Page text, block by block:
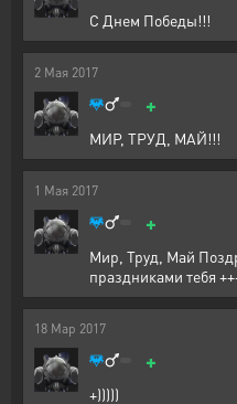
С Днем Победы!!!
2 Мая 2017
+
МИР, ТРУД, МАЙ!!!
1 Мая 2017
+
Мир, Труд, Май
праздниками тебя
18 Мар 2017
+
+)))))